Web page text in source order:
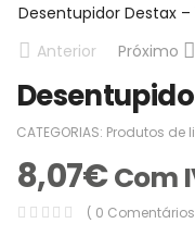
Desentupidor Destax –
Anterior
Próximo
CATEGORIAS: Produtos de
8,07€Com
( 0